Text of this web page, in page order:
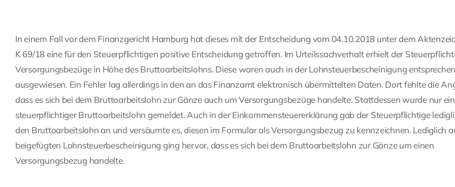
In einem Fall vor dem Finanzgericht Hamburg hat dieses mit der Entscheidung vom 04.10.2018 unter dem
K 69/18 eine für den Steuerpflichtigen positive Entscheidung getroffen. Im Urteilssachverhalt erhielt der
Versorgungsbezüge in Höhe des Bruttoarbeitslohns. Diese waren auch in der Lohnsteuerbescheinigung
ausgewiesen. Ein Fehler lag allerdings in den an das Finanzamt elektronisch übermittelten Daten. Dort fehlte die
dass es sich bei dem Bruttoarbeitslohn zur Gänze auch um Versorgungsbezüge handelte. Stattdessen wurde nur
steuerpflichtiger Bruttoarbeitslohn gemeldet. Auch in der Einkommensteuererklärung gab der Steuerpflichtige
den Bruttoarbeitslohn an und versäumte es, diesen im Formular als Versorgungsbezug zu kennzeichnen. Lediglich
beigefügten Lohnsteuerbescheinigung ging hervor, dass es sich bei dem Bruttoarbeitslohn zur Gänze um einen
Versorgungsbezug handelte.